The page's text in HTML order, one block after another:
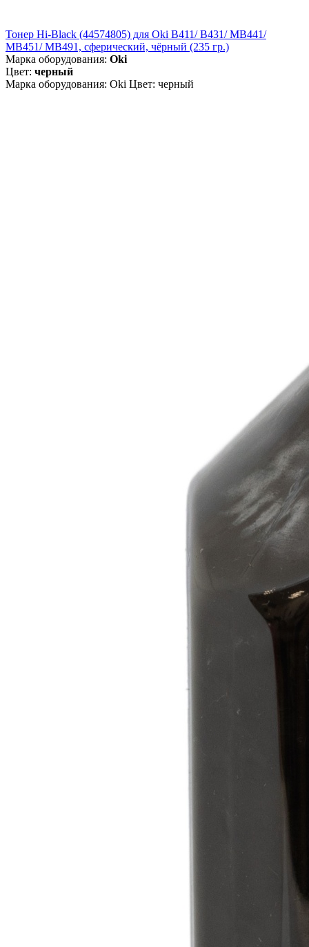
Тонер Hi-Black (44574805) для Oki B411/ B431/ MB441/
MB451/ MB491, сферический, чёрный (235 гр.)
Марка оборудования: Oki
Цвет: черный
Марка оборудования: Oki Цвет: черный